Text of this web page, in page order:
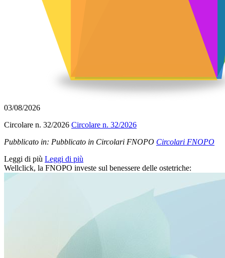
03/08/2026
Circolare n. 32/2026 Circolare n. 32/2026
Pubblicato in: Pubblicato in Circolari FNOPO Circolari FNOPO
Leggi di più Leggi di più
Wellclick, la FNOPO investe sul benessere delle ostetriche: